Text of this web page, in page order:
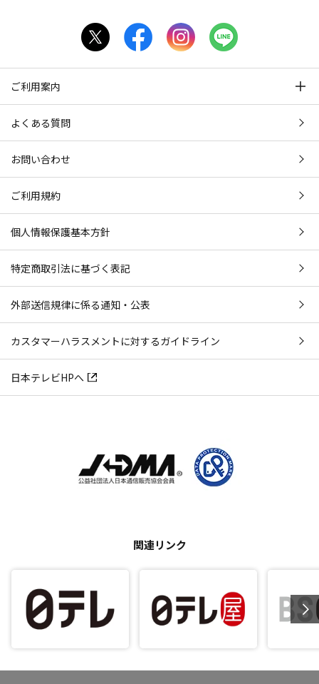
ご利用案内
よくある質問
お問い合わせ
ご利用規約
個人情報保護基本方針
特定商取引法に基づく表記
外部送信規律に係る通知・公表
カスタマーハラスメントに対するガイドライン
日本テレビHPへ
関連リンク